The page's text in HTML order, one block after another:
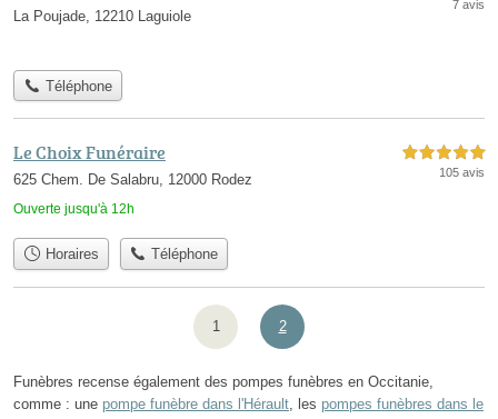
La Poujade, 12210 Laguiole
7 avis
Téléphone
Le Choix Funéraire
625 Chem. De Salabru, 12000 Rodez
Ouverte jusqu'à 12h
5,0 étoiles sur 5
105 avis
Horaires Téléphone
1 2
Funèbres recense également des pompes funèbres en Occitanie,
comme : une pompe funèbre dans l'Hérault , les pompes funèbres dans le